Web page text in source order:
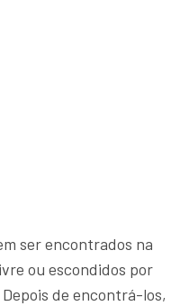
ser encontrados na
ou escondidos por
de encontrá-los,